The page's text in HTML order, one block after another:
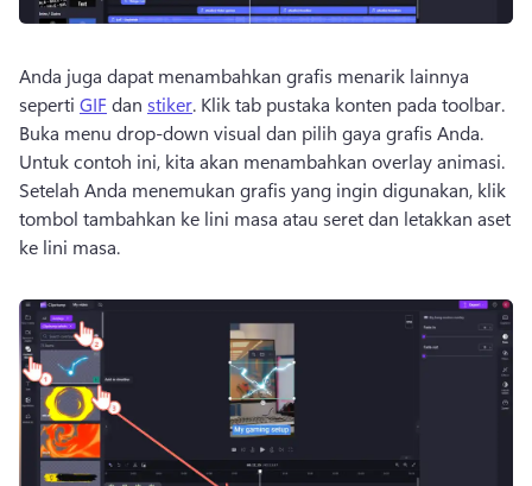
Anda juga dapat menambahkan grafis menarik lainnya
seperti GIF dan stiker.
Setelah Anda menemukan grafis yang ingin digunakan, klik
tombol tambahkan ke lini masa atau seret dan letakkan aset
ke lini masa.